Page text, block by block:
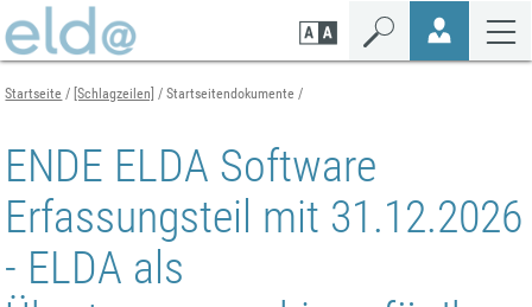
Seiteninhalt
springen
Navigation
springen
Mobilen
Navigation
springen
Startseite [Schlagzeilen] Startseitendokumente
ENDE ELDA Software
Erfassungsteil mit 31.12.2026
- ELDA als